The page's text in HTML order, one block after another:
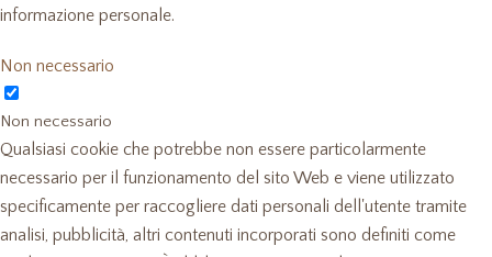
informazione personale.
Non necessario
Non necessario
Qualsiasi cookie che potrebbe non essere particolarmente
necessario per il funzionamento del sito Web e viene utilizzato
specificamente per raccogliere dati personali dell'utente tramite
analisi, pubblicità, altri contenuti incorporati sono definiti come